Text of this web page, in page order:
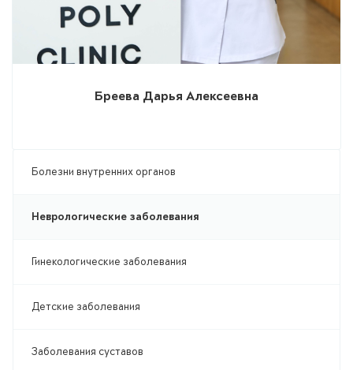
Бреева Дарья Алексеевна
Болезни внутренних органов
Неврологические заболевания
Гинекологические заболевания
Детские заболевания
Заболевания суставов